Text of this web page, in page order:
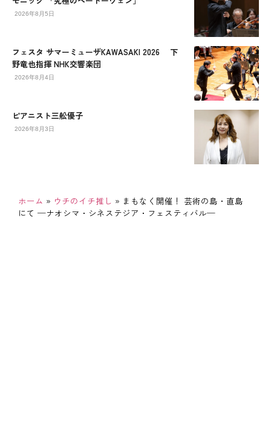
2026年8月5日
フェスタ サマーミューザKAWASAKI 2026 下
野竜也指揮 NHK交響楽団
2026年8月4日
ピアニスト三舩優子
2026年8月3日
ホーム » ウチのイチ推し » まもなく開催！ 芸術の島・直島
にて ─ナオシマ・シネステジア・フェスティバル─